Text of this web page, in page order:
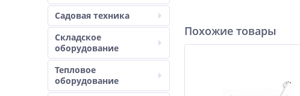
Садовая техника
Складское
оборудование
Тепловое
оборудование
Похожие товары